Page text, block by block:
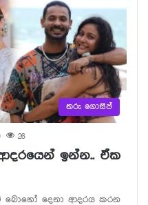
තරු ගොසිප්
26
ඉන්න.. ඒක
බොහෝ දෙනා ආදරය කරන